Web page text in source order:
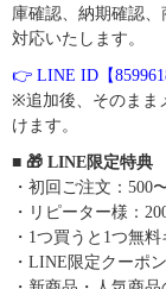
庫確認、納期確認
対応いたします。
👉 LINE ID【
※追加後、そのまま
けます。
■ 🎁 LINE限定特典
・初回ご注文：500
・リピーター様：
・1つ買うと1つ無
・LINE限定クーポ